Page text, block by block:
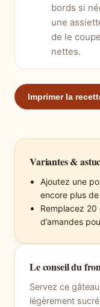
bords si
une
de le
nettes.
Imprimer la
Variantes &
Ajoutez une
encore plus
Remplacez
d’amandes
Le conseil du
Servez ce
légèrement